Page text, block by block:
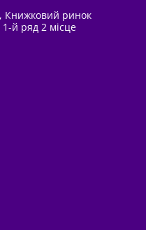
Книжковий ринок
1-й ряд 2 місце